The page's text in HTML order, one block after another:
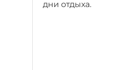
дни отдыха.